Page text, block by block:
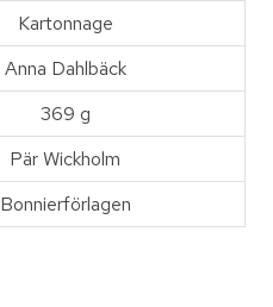
Kartonnage
Anna Dahlbäck
369 g
Pär Wickholm
Bonnierförlagen